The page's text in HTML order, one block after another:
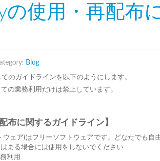
の使用・再配布
Blog
のガイドラインを以下のようにします。
の業務利用だけは禁止しています。
布に関するガイドライン】
ウェア)はフリーソフトウェアです。どなたでも自
まる場合には使用をしないでください
利用